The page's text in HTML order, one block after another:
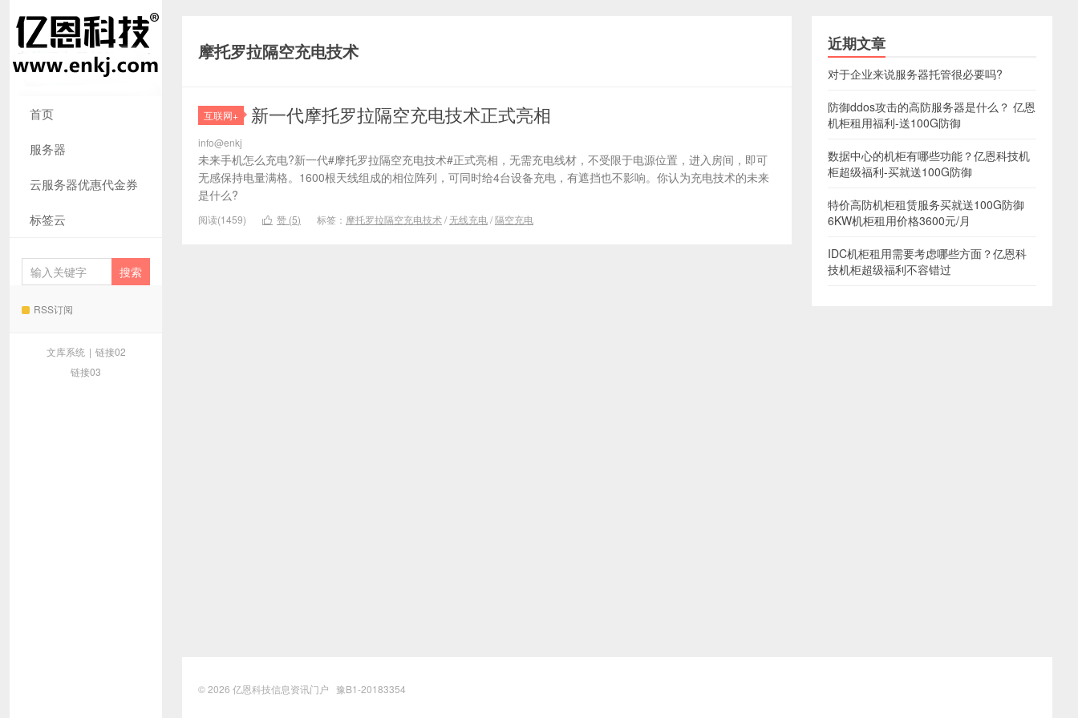
首页
服务器
云服务器优惠代金券
标签云
RSS订阅
文库系统 | 链接02
链接03
摩托罗拉隔空充电技术
互联网+ 新一代摩托罗拉隔空充电技术正式亮相
info@enkj
未来手机怎么充电?新一代#摩托罗拉隔空充电技术#正式亮相，无需充电线材，不受限于电源位置，进入房间，即可
无感保持电量满格。1600根天线组成的相位阵列，可同时给4台设备充电，有遮挡也不影响。你认为充电技术的未来
是什么?
阅读(1459)  赞 (5) 标签： 摩托罗拉隔空充电技术/无线充电/隔空充电
近期文章
对于企业来说服务器托管很必要吗?
防御ddos攻击的高防服务器是什么？ 亿恩
机柜租用福利-送100G防御
数据中心的机柜有哪些功能？亿恩科技机
柜超级福利-买就送100G防御
特价高防机柜租赁服务买就送100G防御
6KW机柜租用价格3600元/月
IDC机柜租用需要考虑哪些方面？亿恩科
技机柜超级福利不容错过
© 2026 亿恩科技信息资讯门户 豫B1-20183354